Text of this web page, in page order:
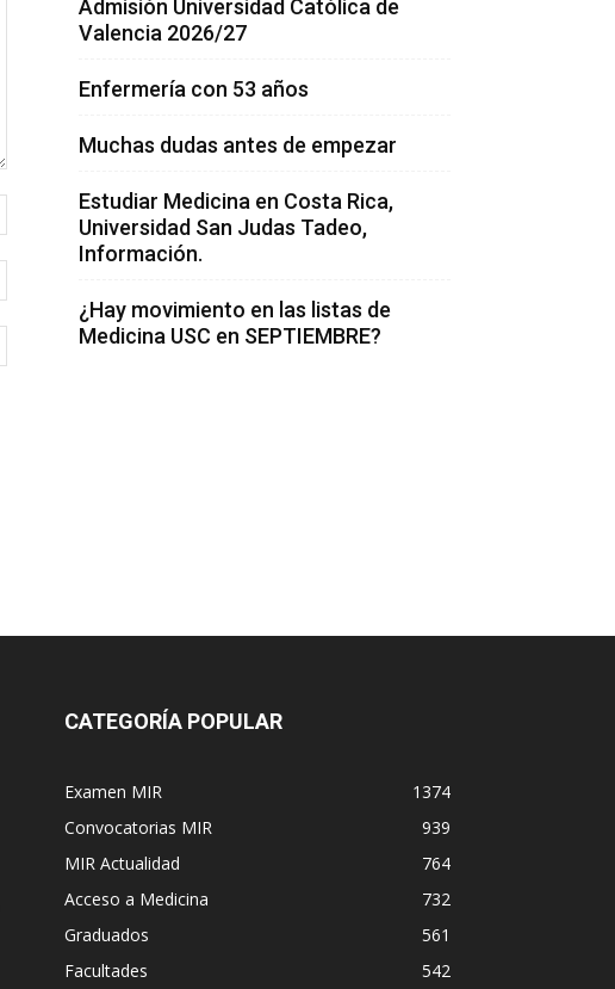
Admisión Universidad Católica de
Valencia 2026/27
Enfermería con 53 años
Muchas dudas antes de empezar
Estudiar Medicina en Costa Rica,
Universidad San Judas Tadeo,
Información.
¿Hay movimiento en las listas de
Medicina USC en SEPTIEMBRE?
CATEGORÍA POPULAR
Examen MIR
1374
Convocatorias MIR
939
MIR Actualidad
764
Acceso a Medicina
732
Graduados
561
Facultades
542